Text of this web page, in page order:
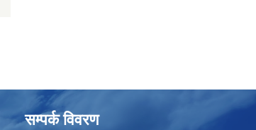
सम्पर्क विवरण